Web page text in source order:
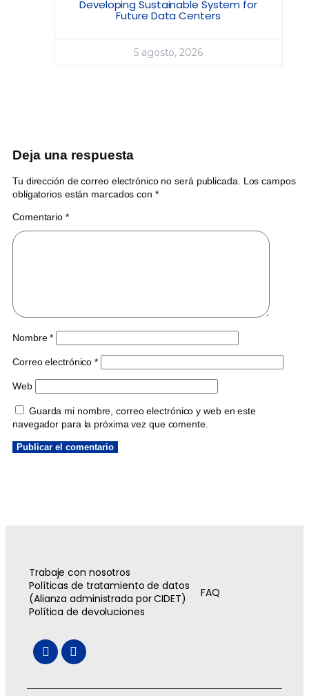
Developing Sustainable System for
Future Data Centers
5 agosto, 2026
Deja una respuesta
Tu dirección de correo electrónico no será publicada. Los campos
obligatorios están marcados con *
Comentario *
Nombre*
Correo electrónico*
Web
Guarda mi nombre, correo electrónico y web en este
navegador para la próxima vez que comente.
Trabaje con nosotros
Políticas de tratamiento de datos
(Alianza administrada por CIDET)
FAQ
Política de devoluciones